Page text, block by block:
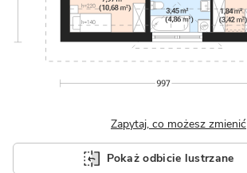
Zapytaj, co możesz zmienić
Pokaż odbicie lustrzane